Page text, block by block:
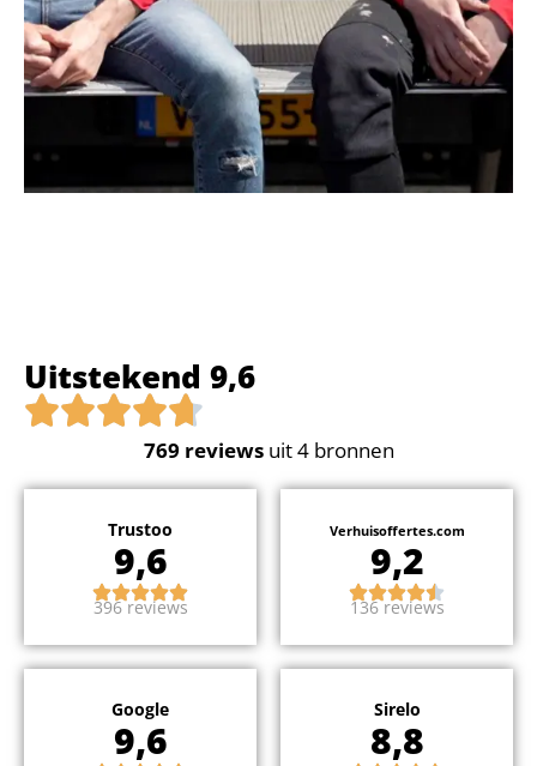
Uitstekend 9,6
769 reviewsuit 4 bronnen
Trustoo
9,6
396 reviews
Verhuisoffertes.com
9,2
136 reviews
Google
9,6
Sirelo
8,8